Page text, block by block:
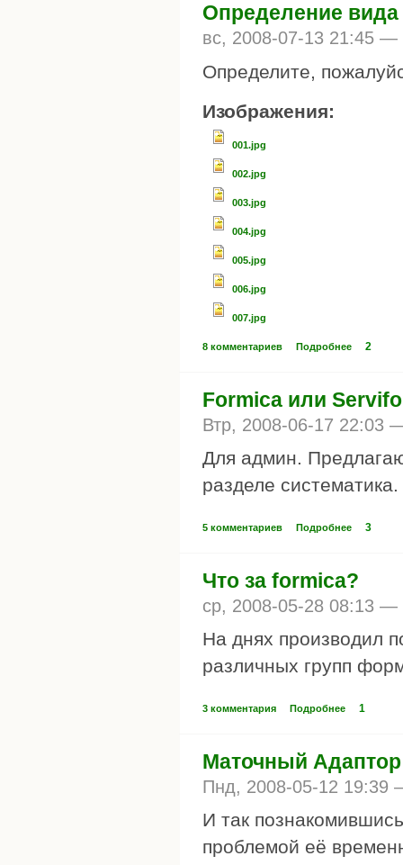
Определение вида
вс, 2008-07-13 21:45 —
Определите,
Изображения:
001.jpg
002.jpg
003.jpg
004.jpg
005.jpg
006.jpg
007.jpg
8 комментариев Подробнее 2
Formica или
Втр, 2008-06-17 22:03
Для админ.
разделе систематика.
5 комментариев Подробнее 3
Что за formica?
ср, 2008-05-28 08:13 —
На днях производил
различных групп
3 комментария Подробнее 1
Маточный Адаптор
Пнд, 2008-05-12
И так
проблемой её